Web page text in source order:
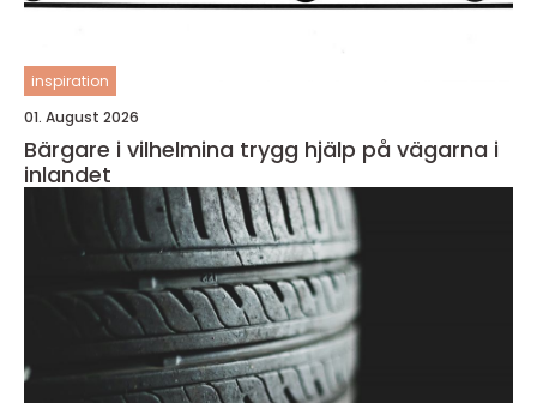
inspiration
01. August 2026
Bärgare i vilhelmina trygg hjälp på vägarna i
inlandet